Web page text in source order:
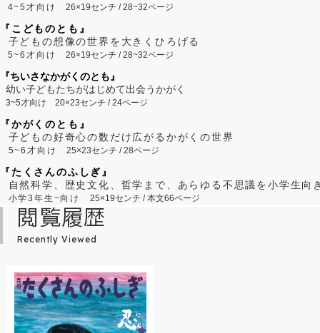
4~5才向け26×19センチ / 28~32ページ
『こどものとも』
子どもの想像の世界を大きくひろげる
5~6才向け26×19センチ / 28~32ページ
『ちいさなかがくのとも』
幼い子どもたちがはじめて出会うかがく
3~5才向け 20×23センチ / 24ページ
『かがくのとも』
子どもの好奇心の数だけ広がるかがくの世界
5~6才向け25×23センチ / 28ページ
『たくさんのふしぎ』
自然科学、歴史文化、哲学まで、あらゆる不思議を小学生向
小学3年生~向け 25×19センチ / 本文66ページ
閲覧履歴
Recently Viewed